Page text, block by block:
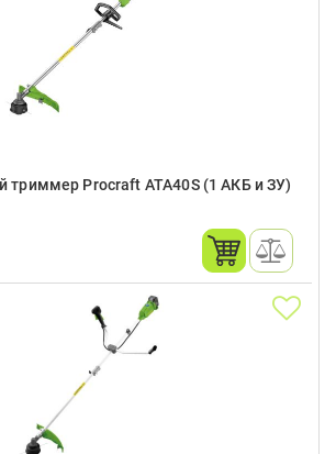
триммер Procraft ATA40S (1 АКБ и ЗУ)